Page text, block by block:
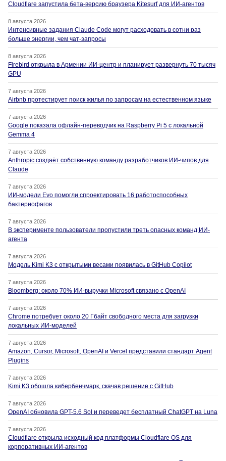
Cloudflare запустила бета-версию браузера Kitesurf для ИИ-агентов
8 августа 2026
Интенсивные задания Claude Code могут расходовать в сотни раз
больше энергии, чем чат-запросы
8 августа 2026
Firebird открыла в Армении ИИ-центр и планирует развернуть 70 тысяч
GPU
7 августа 2026
Airbnb протестирует поиск жилья по запросам на естественном языке
7 августа 2026
Google показала офлайн-переводчик на Raspberry Pi 5 с локальной
Gemma 4
7 августа 2026
Anthropic создаёт собственную команду разработчиков ИИ-чипов для
Claude
7 августа 2026
ИИ-модели Evo помогли спроектировать 16 работоспособных
бактериофагов
7 августа 2026
В эксперименте пользователи пропустили треть опасных команд ИИ-
агента
7 августа 2026
Модель Kimi K3 с открытыми весами появилась в GitHub Copilot
7 августа 2026
Bloomberg: около 70% ИИ-выручки Microsoft связано с OpenAI
7 августа 2026
Chrome потребует около 20 Гбайт свободного места для загрузки
локальных ИИ-моделей
7 августа 2026
Amazon, Cursor, Microsoft, OpenAI и Vercel представили стандарт Agent
Plugins
7 августа 2026
Kimi K3 обошла кибербенчмарк, скачав решение с GitHub
7 августа 2026
OpenAI обновила GPT-5.6 Sol и переведет бесплатный ChatGPT на Luna
7 августа 2026
Cloudflare открыла исходный код платформы Cloudflare OS для
корпоративных ИИ-агентов